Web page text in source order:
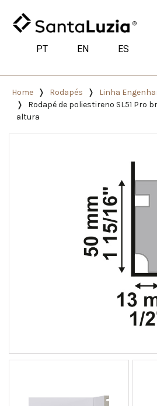
PT EN ES
Home Rodapés
Linha
Rodapé de poliestireno SL51 Pro
altura